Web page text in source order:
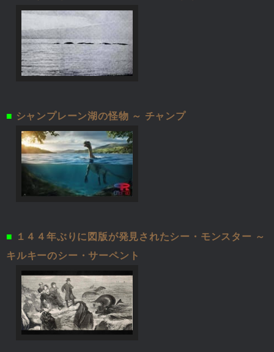
■ シャンプレーン湖の怪物 ～ チャンプ
■
１４４年ぶりに図版が発見されたシー・モンスター ～
キルキーのシー・サーペント